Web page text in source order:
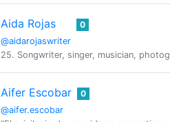
Aida Rojas
@aidarojaswriter
0
25. Songwriter, singer, musician,
Aifer Escobar
@aifer.escobar
0